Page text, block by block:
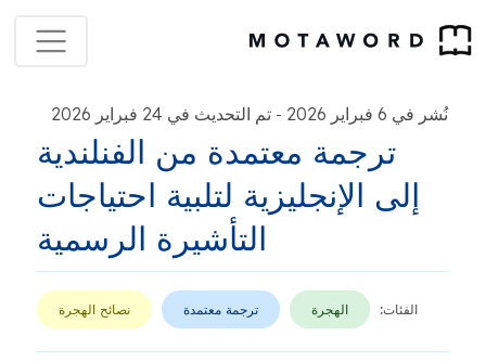
نُشر في 6 فبراير 2026 - تم التحديث في 24 فبراير 2026
ترجمة معتمدة من الفنلندية
إلى الإنجليزية لتلبية احتياجات
التأشيرة الرسمية
الفئات: الهجرة ترجمة معتمدة نصائح الهجرة